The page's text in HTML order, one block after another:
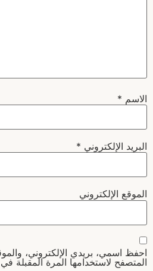
الاسم *
البريد الإلكتروني *
الموقع الإلكتروني
احفظ اسمي، بريدي الإلكتروني،
المتصفح لاستخدامها المرة المقبلة